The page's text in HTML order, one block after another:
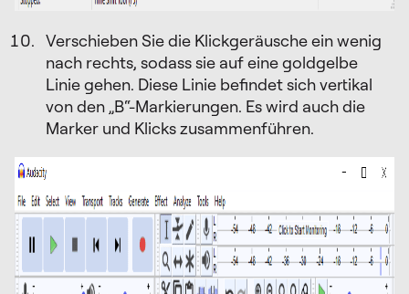
Verschieben Sie die Klickgeräusche ein wenig
nach rechts, sodass sie auf eine goldgelbe
Linie gehen. Diese Linie befindet sich vertikal
von den „B“-Markierungen. Es wird auch die
Marker und Klicks zusammenführen.